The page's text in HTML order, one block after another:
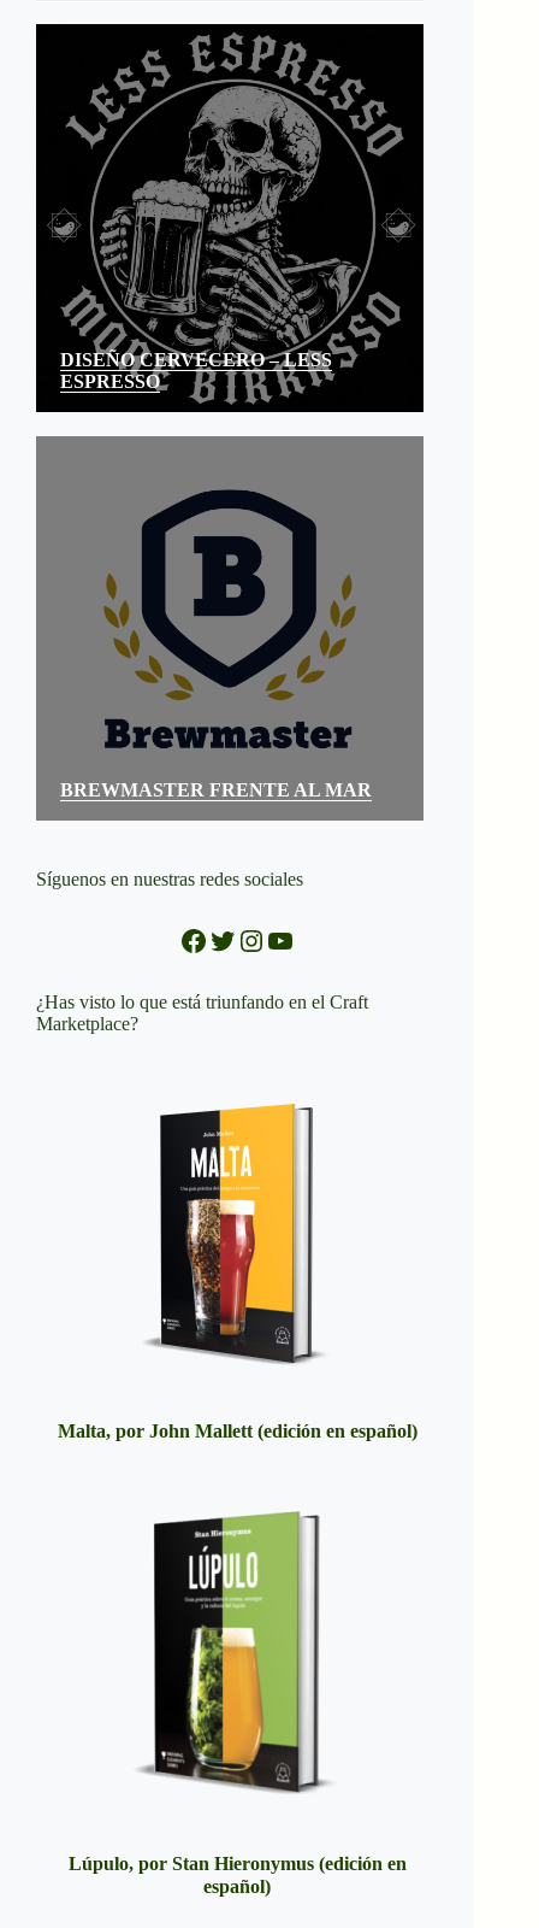
DISEÑO CERVECERO – LESS
ESPRESSO
BREWMASTER FRENTE AL MAR
Síguenos en nuestras redes sociales
Facebook
Twitter
Instagram
YouTube
¿Has visto lo que está triunfando en el Craft
Marketplace?
Malta, por John Mallett (edición en español)
Lúpulo, por Stan Hieronymus (edición en
español)